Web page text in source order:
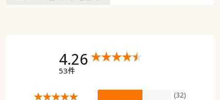
4.26
53件
(32)